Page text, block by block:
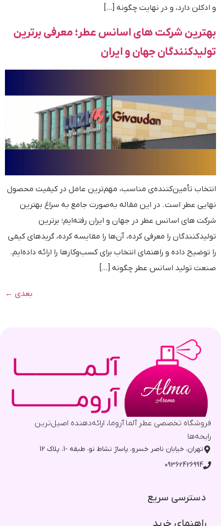
و ادکلن دارد، و در نهایت چگونه […]
بهترین شرکت های اسانس عطر؛ معرفی برترین
تولیدکنندگان جهان و ایران
انتخاب تأمین‌کننده‌ی مناسب، مهم‌ترین عامل در کیفیت محصول
نهایی عطر است. در این مقاله به‌صورت جامع به سراغ بهترین
شرکت های اسانس عطر در جهان و ایران رفته‌ایم؛ برترین
تولیدکنندگان را معرفی کرده، آن‌ها را مقایسه کرده، گریدهای کیفی
را توضیح داده و راهنمای انتخاب برای کسب‌وکارها را ارائه داده‌ایم.
صنعت تولید اسانس عطر چگونه […]
بعدی ←
فروشگاه تخصصی عطر آلما آروما، ارائه‌دهنده اصیل‌ترین
رایحه‌ها
تهران، خیابان ناصر خسرو، پاساژ نشاط نو، طبقه -1، پلاک 12
09362426994
دسترسی سریع​
راهنمای خرید​